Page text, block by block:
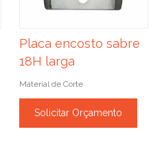
Placa encosto sabre
18H larga
Material de Corte
Solicitar Orçamento